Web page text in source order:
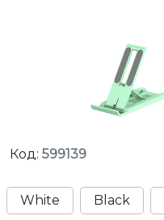
Код: 599139
White Black